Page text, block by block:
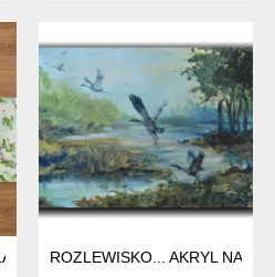
OPOWIEŚCI" - 2 W CENIE 1
ROZLEWISKO... AKRYL NA